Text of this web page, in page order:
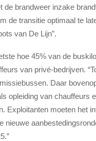
brandweer inzake
de transitie optimaal te
van De Lijn”.
hoe 45% van de
van privé-bedrijven.
Daar
opleiding van chauffeurs
Exploitanten moeten het